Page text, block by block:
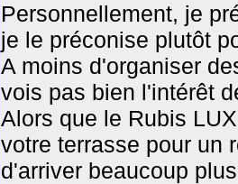
Personnellement, je
je le préconise plutôt
A moins d'organiser
vois pas bien l'intérêt
Alors que le Rubis
votre terrasse pour un
d'arriver beaucoup